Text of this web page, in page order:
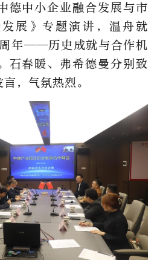
德中小企业融合发展与市
展》专题演讲，温舟就
年——历史成就与合作机
石春暖、弗希德曼分别致
，气氛热烈。